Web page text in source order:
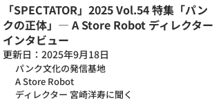
「SPECTATOR」2025 Vol.54 特集「パン
クの正体」― A Store Robot ディレクター
インタビュー
更新日： 2025年9月18日
パンク文化の発信基地
A Store Robot
ディレクター 宮崎洋寿に聞く